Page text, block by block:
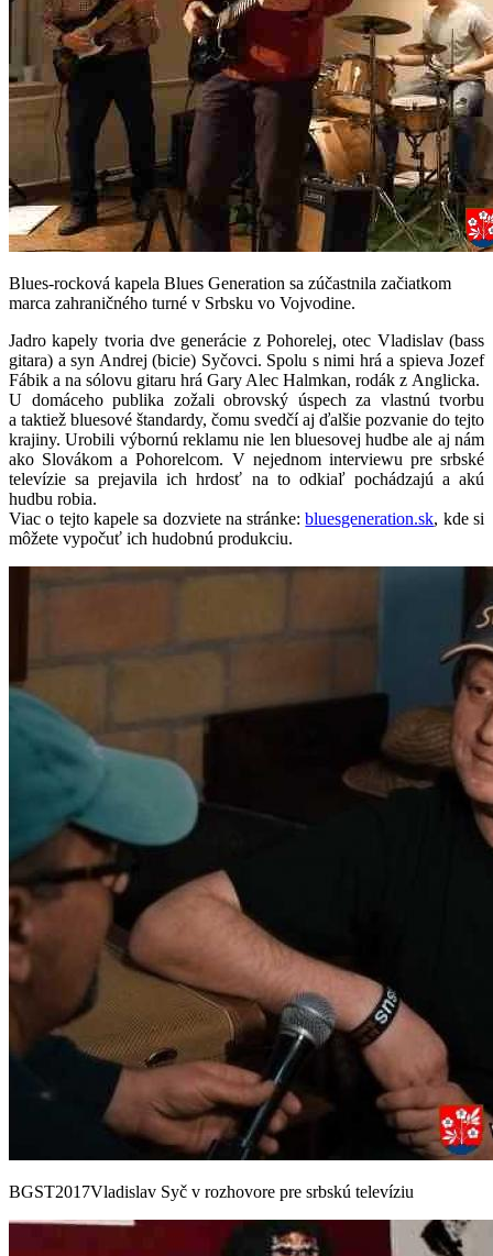
Blues-rocková kapela Blues Generation sa zúčastnila začiatkom
marca zahraničného turné v Srbsku vo Vojvodine.
Jadro kapely tvoria dve generácie z Pohorelej, otec Vladislav (bass
gitara) a syn Andrej (bicie) Syčovci. Spolu s nimi hrá a spieva Jozef
Fábik a na sólovu gitaru hrá Gary Alec Halmkan, rodák z Anglicka.
U domáceho publika zožali obrovský úspech za vlastnú tvorbu
a taktiež bluesové štandardy, čomu svedčí aj ďalšie pozvanie do tejto
krajiny. Urobili výbornú reklamu nie len bluesovej hudbe ale aj nám
ako Slovákom a Pohorelcom. V nejednom interviewu pre srbské
televízie sa prejavila ich hrdosť na to odkiaľ pochádzajú a akú
hudbu robia.
Viac o tejto kapele sa dozviete na stránke:bluesgeneration.sk, kde si
môžete vypočuť ich hudobnú produkciu.
BGST2017Vladislav Syč v rozhovore pre srbskú televíziu